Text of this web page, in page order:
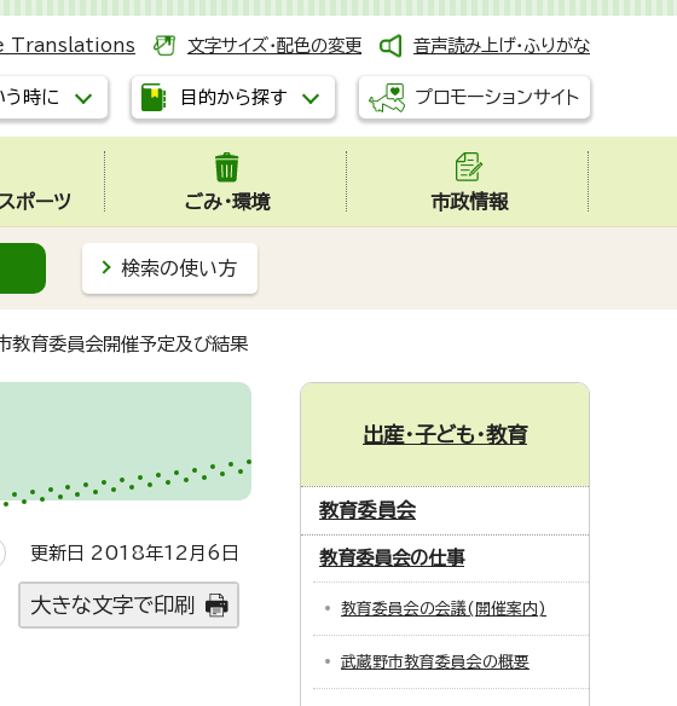
Translations 文字サイズ・配色の変更 音声読み上げ・ふりがな
う時に 目的から探す プロモーションサイト
ポーツ ごみ・環境 市政情報
検索の使い方
教育委員会開催予定及び結果
更新日 2018年12月6日
大きな文字で印刷
出産・子ども・教育
教育委員会
教育委員会の仕事
教育委員会の会議(開催案内)
武蔵野市教育委員会の概要